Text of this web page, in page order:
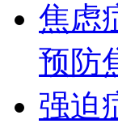
焦虑
预防
强迫